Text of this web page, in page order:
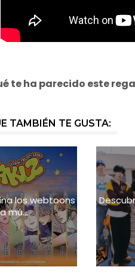
te ha parecido este
TAMBIÉN TE GUSTA:
los webtoons
mú...